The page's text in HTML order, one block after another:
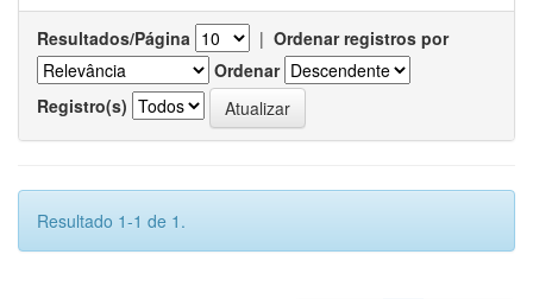
Resultados/Página | Ordenar registros por
Ordenar
Registro(s)
Resultado 1-1 de 1.